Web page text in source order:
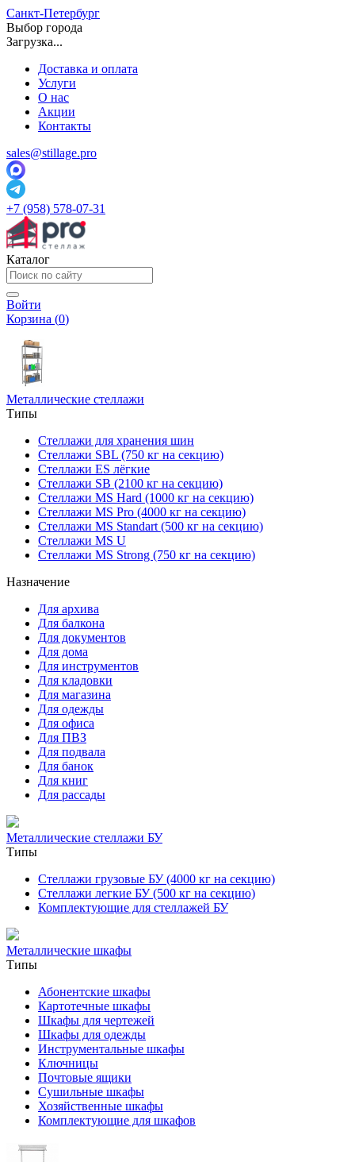
Санкт-Петербург
Выбор города
Загрузка...
Доставка и оплата
Услуги
О нас
Акции
Контакты
sales@stillage.pro
+7 (958) 578-07-31
Каталог
Войти
Корзина (0)
Металлические стеллажи
Типы
Стеллажи для хранения шин
Стеллажи SBL (750 кг на секцию)
Стеллажи ES лёгкие
Стеллажи SB (2100 кг на секцию)
Стеллажи MS Hard (1000 кг на секцию)
Стеллажи MS Pro (4000 кг на секцию)
Стеллажи MS Standart (500 кг на секцию)
Стеллажи MS U
Стеллажи MS Strong (750 кг на секцию)
Назначение
Для архива
Для балкона
Для документов
Для дома
Для инструментов
Для кладовки
Для магазина
Для одежды
Для офиса
Для ПВЗ
Для подвала
Для банок
Для книг
Для рассады
Металлические стеллажи БУ
Типы
Стеллажи грузовые БУ (4000 кг на секцию)
Стеллажи легкие БУ (500 кг на секцию)
Комплектующие для стеллажей БУ
Металлические шкафы
Типы
Абонентские шкафы
Картотечные шкафы
Шкафы для чертежей
Шкафы для одежды
Инструментальные шкафы
Ключницы
Почтовые ящики
Сушильные шкафы
Хозяйственные шкафы
Комплектующие для шкафов